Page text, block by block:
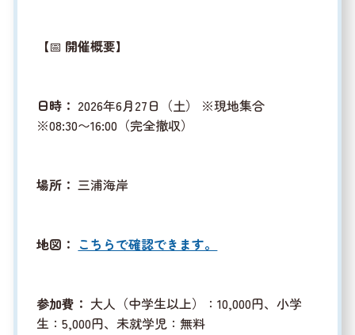
【📅 開催概要】
日時： 2026年6月27日（土） ※現地集合
※08:30〜16:00（完全撤収）
場所：三浦海岸
地図： こちらで確認できます。
参加費： 大人（中学生以上）：10,000円、小学
生：5,000円、未就学児：無料